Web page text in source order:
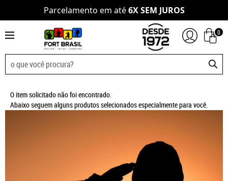
Parcelamento em até6X SEM JUROS
0
O item solicitado não foi encontrado.
Abaixo seguem alguns produtos selecionados especialmente para você.